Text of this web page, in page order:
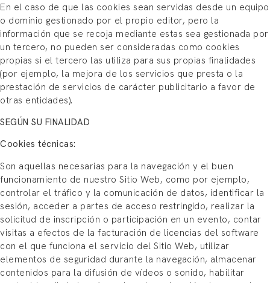
En el caso de que las cookies sean servidas desde un equipo
o dominio gestionado por el propio editor, pero la
información que se recoja mediante estas sea gestionada por
un tercero, no pueden ser consideradas como cookies
propias si el tercero las utiliza para sus propias finalidades
(por ejemplo, la mejora de los servicios que presta o la
prestación de servicios de carácter publicitario a favor de
otras entidades).
SEGÚN SU FINALIDAD
Cookies técnicas:
Son aquellas necesarias para la navegación y el buen
funcionamiento de nuestro Sitio Web, como por ejemplo,
controlar el tráfico y la comunicación de datos, identificar la
sesión, acceder a partes de acceso restringido, realizar la
solicitud de inscripción o participación en un evento, contar
visitas a efectos de la facturación de licencias del software
con el que funciona el servicio del Sitio Web, utilizar
elementos de seguridad durante la navegación, almacenar
contenidos para la difusión de vídeos o sonido, habilitar